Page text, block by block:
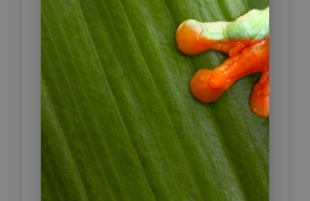
ist eine zweistündige Wanderung von
der Ortschaft San Antonio de
Cumbaza (18 Kilometer nördlich von
Tarapoto) erforderlich. Sie wandern
durch wunderschöne Natur und
können verschiedene in dieser
Region heimische Vogel- und
Schmetterlingsarten beobachten. Am
Nachmittag geht es mit dem
Flugzeug zurück nach Lima.